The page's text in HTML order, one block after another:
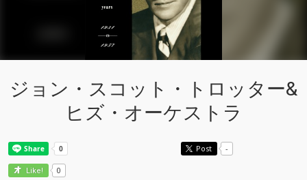
ジョン・スコット・トロッター&
ヒズ・オーケストラ
Post -
Like! 0